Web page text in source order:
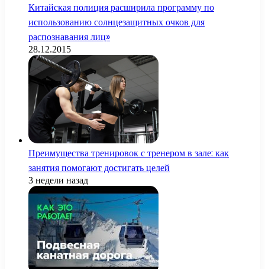
Китайская полиция расширила программу по
использованию солнцезащитных очков для
распознавания лиц»
28.12.2015
Преимущества тренировок с тренером в зале: как
занятия помогают достигать целей
3 недели назад